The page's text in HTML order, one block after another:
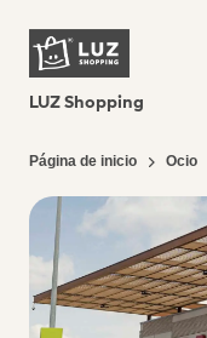
LUZ Shopping
Página de inicio Ocio